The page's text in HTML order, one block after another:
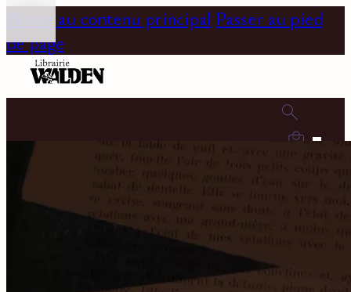
Passer au contenu principal Passer au pied
de page
0